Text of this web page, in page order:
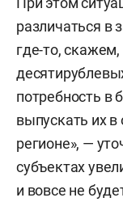
различаться в
где-то,
потребность в
выпускать их
регионе», —
субъектах
и вовсе не